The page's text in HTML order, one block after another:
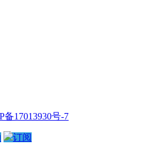
备17013930号-7
订阅